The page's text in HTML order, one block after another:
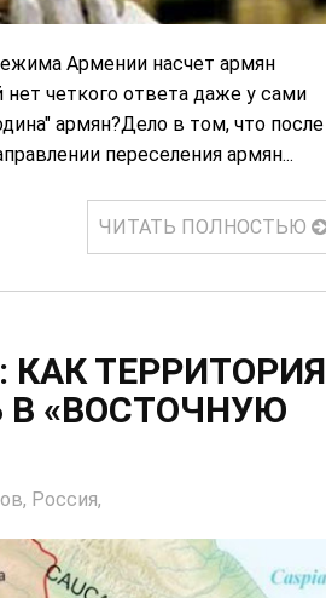
Армении насчет армян
четкого ответа даже у сами
армян?Дело в том, что после
переселения армян...
ЧИТАТЬ ПОЛНОСТЬЮ
ТЕРРИТОРИЯ
«ВОСТОЧНУЮ
Россия,